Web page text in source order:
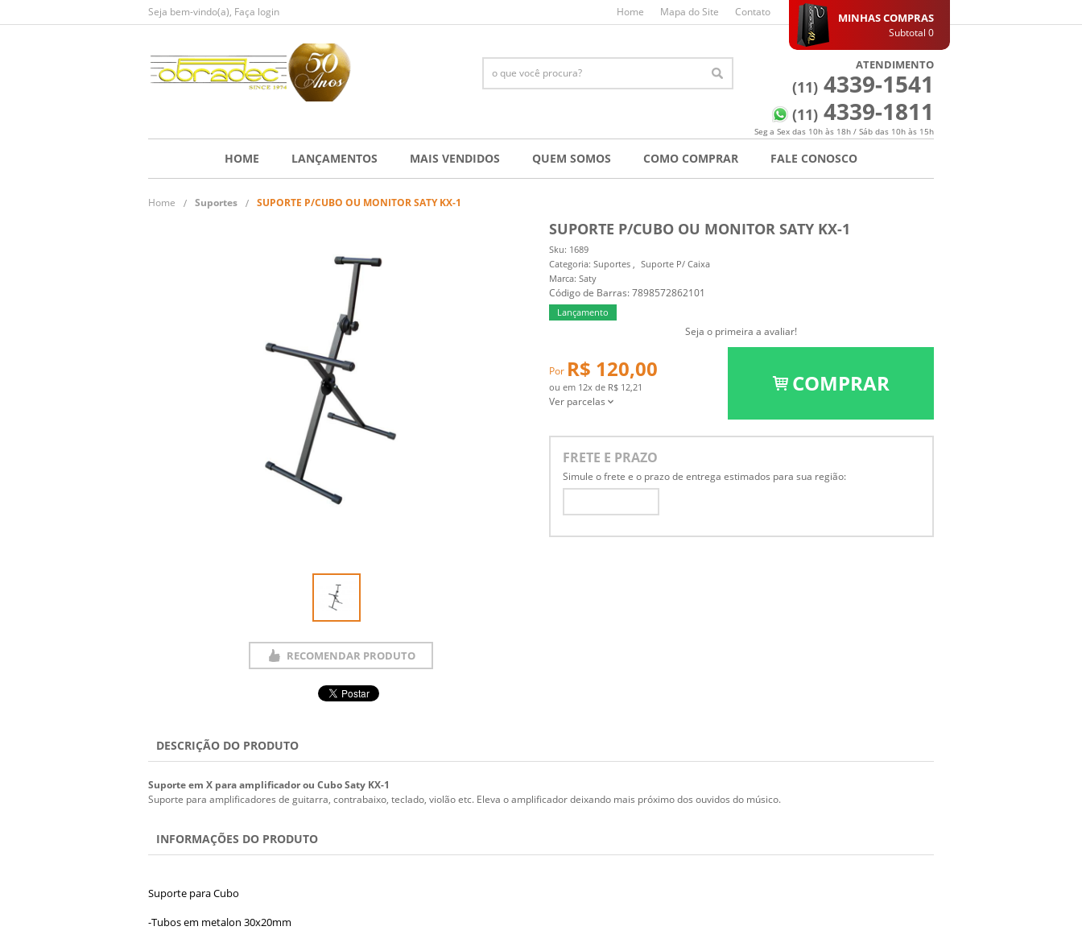
Seja bem-vindo(a), Faça login Home Mapa do Site Contato MINHAS COMPRAS
Subtotal 0
ATENDIMENTO
(11) 4339-1541
(11) 4339-1811
Seg a Sex das 10h às 18h / Sáb das 10h às 15h
HOME LANÇAMENTOS MAIS VENDIDOS QUEM SOMOS COMO COMPRAR FALE CONOSCO
Home Suportes SUPORTE P/CUBO OU MONITOR SATY KX-1
RECOMENDAR PRODUTO
SUPORTE P/CUBO OU MONITOR SATY KX-1
Sku: 1689
Categoria: Suportes
Suporte P/ Caixa
Marca: Saty
Código de Barras:7898572862101
Lançamento
Seja o primeira a avaliar!
Por R$ 120,00
ou em 12xde R$ 12,21
Ver parcelas
COMPRAR
FRETE E PRAZO
Simule o frete e o prazo de entrega estimados para sua região:
DESCRIÇÃO DO PRODUTO
Suporte em X para amplificador ou Cubo Saty KX-1
Suporte para amplificadores de guitarra, contrabaixo, teclado, violão etc. Eleva o amplificador deixando mais próximo dos ouvidos do músico.
INFORMAÇÕES DO PRODUTO
Suporte para Cubo
-Tubos em metalon 30x20mm